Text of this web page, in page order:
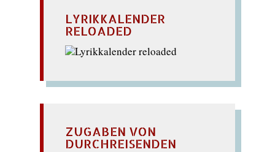
LYRIKKALENDER
RELOADED
ZUGABEN VON
DURCHREISENDEN